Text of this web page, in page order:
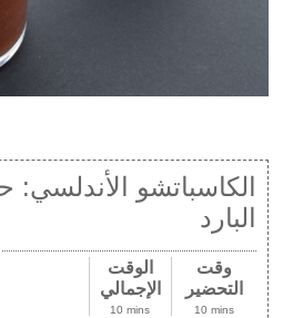
الكاسباتشو
البارد
وقت
التحضير
10 mins
الوقت
الإجمالي
10 mins